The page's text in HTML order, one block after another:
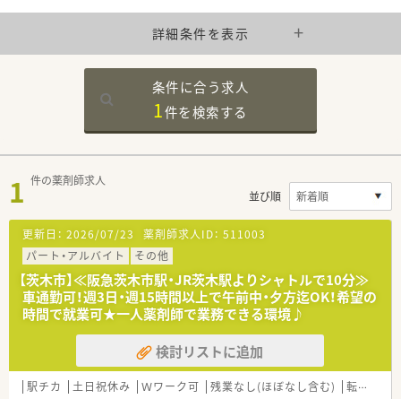
詳細条件を表示
条件に合う求人
1件を検索する
1 件の薬剤師求人
並び順
更新日： 2026/07/23 薬剤師求人ID： 511003
パート・アルバイト
その他
【茨木市】≪阪急茨木市駅・JR茨木駅よりシャトルで10分≫
車通勤可！週3日・週15時間以上で午前中・夕方迄OK！希望の
時間で就業可★一人薬剤師で業務できる環境♪
検討リストに追加
駅チカ 土日祝休み Ｗワーク可 残業なし(ほぼなし含む) 転勤なし